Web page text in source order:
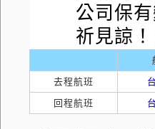
公司保
祈見諒
去程航班
回程航班